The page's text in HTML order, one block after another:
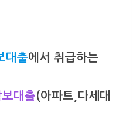
대출에서 취급하는
대출(아파트,다세대